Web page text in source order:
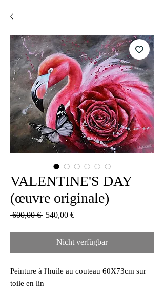
VALENTINE'S DAY
(œuvre originale)
600,00 € Standardpreis
540,00 €Sale-
Nicht verfügbar
Peinture à l'huile au couteau 60X73cm sur
toile en lin